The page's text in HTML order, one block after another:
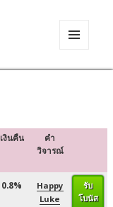
AND
เงินคืน
คำ
วิจารณ์
0.8%
Happy
Luke
รับ
โบนัส